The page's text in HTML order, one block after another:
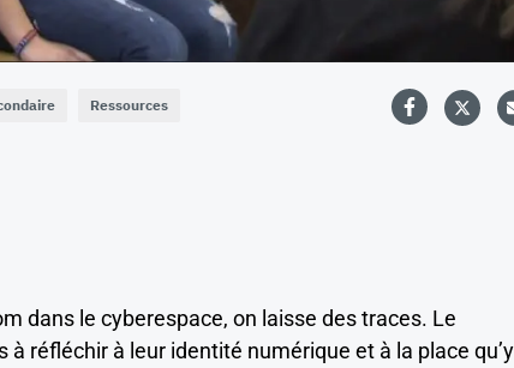
Ressources
dans le cyberespace, on laisse des traces. Le
réfléchir à leur identité numérique et à la place qu’y